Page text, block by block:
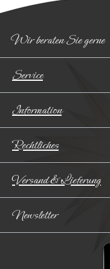
Wir beraten Sie gerne
Service
Information
Rechtliches
Versand & Lieferung
Newsletter